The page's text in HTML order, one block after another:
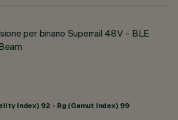
per binario Superrail 48V - BLE
Index) 92 - Rg (Gamut Index) 99